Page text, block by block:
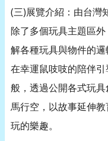
(三)展覽介紹：由台灣
除了多個玩具主題區
解各種玩具與物件的邏
在幸運鼠吱吱的陪伴
般，透過公開各式玩
馬行空，以故事延伸
玩的樂趣。